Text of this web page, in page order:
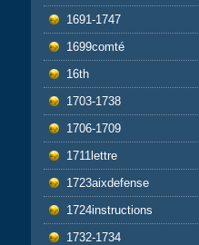
1691-1747
1699comté
16th
1703-1738
1706-1709
1711lettre
1723aixdefense
1724instructions
1732-1734